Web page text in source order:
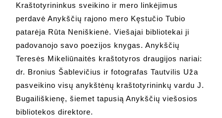
Kraštotyrininkus sveikino ir mero linkėjimus
perdavė Anykščių rajono mero Kęstučio Tubio
patarėja Rūta Neniškienė. Viešajai bibliotekai ji
padovanojo savo poezijos knygas. Anykščių
Teresės Mikeliūnaitės kraštotyros draugijos nariai:
dr. Bronius Šablevičius ir fotografas Tautvilis Uža
pasveikino visų anykštėnų kraštotyrininkų vardu J.
Bugailiškienę, šiemet tapusią Anykščių viešosios
bibliotekos direktore.